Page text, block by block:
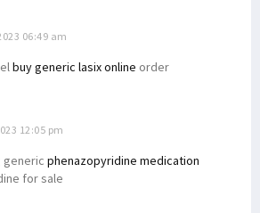
06:49 am
buy generic lasix online order
12:05 pm
generic phenazopyridine medication
for sale